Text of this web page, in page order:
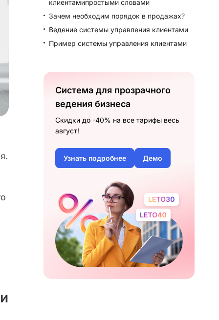
клиентамипростыми словами
Зачем необходим порядок в продажах?
Ведение системы управления клиентами
Пример системы управления клиентами
Система для прозрачного
ведения бизнеса
Скидки до -40% на все тарифы весь
август!
Узнать подробнее Демо